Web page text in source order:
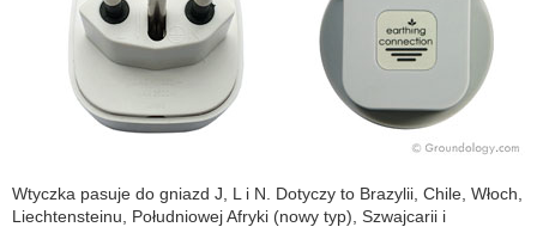
Wtyczka pasuje do gniazd J, L i N. Dotyczy to Brazylii, Chile, Włoch,
Liechtensteinu, Południowej Afryki (nowy typ), Szwajcarii i